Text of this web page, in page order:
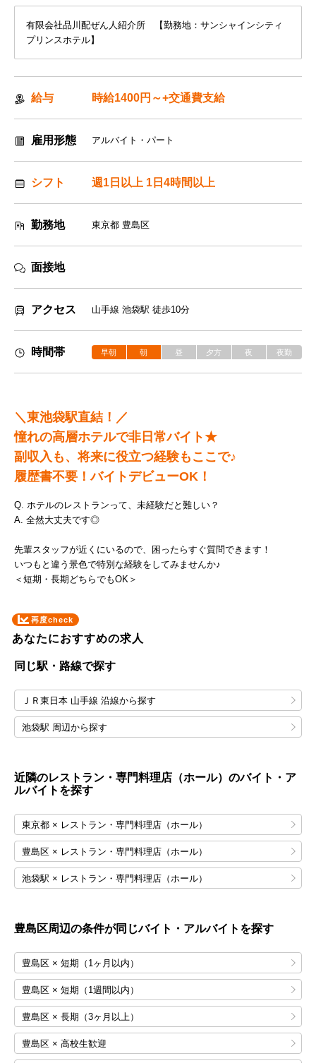
有限会社品川配ぜん人紹介所 【勤務地：サンシャインシティ
プリンスホテル】
給与 時給1400円～+交通費支給
雇用形態 アルバイト・パート
シフト 週1日以上 1日4時間以上
勤務地 東京都 豊島区
面接地
アクセス 山手線 池袋駅 徒歩10分
時間帯 早朝 朝 昼 夕方 夜 夜勤
＼東池袋駅直結！／
憧れの高層ホテルで非日常バイト★
副収入も、将来に役立つ経験もここで♪
履歴書不要！バイトデビューOK！
Q. ホテルのレストランって、未経験だと難しい？
A. 全然大丈夫です◎
先輩スタッフが近くにいるので、困ったらすぐ質問できます！
いつもと違う景色で特別な経験をしてみませんか♪
＜短期・長期どちらでもOK＞
再度check
あなたにおすすめの求人
同じ駅・路線で探す
ＪＲ東日本 山手線 沿線から探す
池袋駅 周辺から探す
近隣のレストラン・専門料理店（ホール）のバイト・ア
ルバイトを探す
東京都 × レストラン・専門料理店（ホール）
豊島区 × レストラン・専門料理店（ホール）
池袋駅 × レストラン・専門料理店（ホール）
豊島区周辺の条件が同じバイト・アルバイトを探す
豊島区 × 短期（1ヶ月以内）
豊島区 × 短期（1週間以内）
豊島区 × 長期（3ヶ月以上）
豊島区 × 高校生歓迎